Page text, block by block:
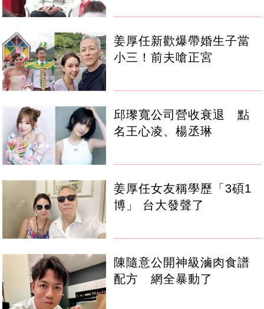
姜厚任新歡爆帶婚生子當
小三！前夫嗆正宮
邱瓈寬公司營收衰退 點
名王心凌、楊丞琳
姜厚任女友稱學歷「3碩1
博」 台大發聲了
陳隨意公開神級滷肉食譜
配方 網全暴動了